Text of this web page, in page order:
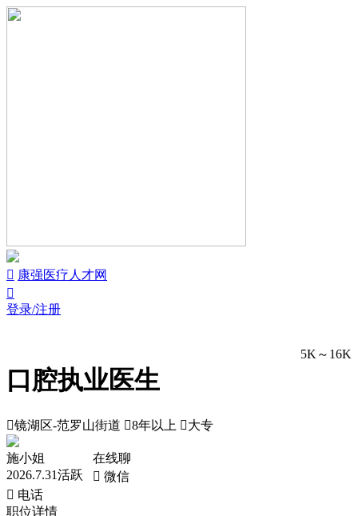
 康强医疗人才网

登录/注册
口腔执业医生
5K～16K
镜湖区-范罗山街道 8年以上 大专
施小姐
2026.7.31活跃
在线聊
 微信
 电话
职位详情